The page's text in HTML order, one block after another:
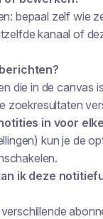
bepaal zelf wie
kanaal of
die in de canvas
zoekresultaten
in voor
kun je de
ik deze